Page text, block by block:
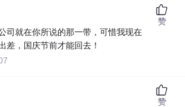
司就在你所说的那一带，可惜我现在
差，国庆节前才能回去！
赞
赞